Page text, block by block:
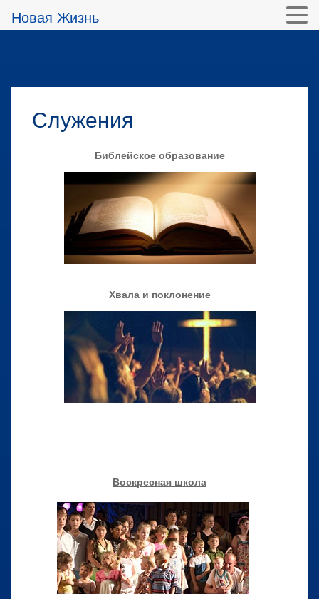
Служения
Библейское образование
Хвала и поклонение
Воскресная школа
Новая Жизнь